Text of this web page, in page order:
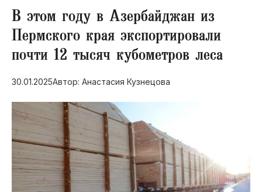
СВО
Выборы в Пермском крае
Социальная поддержка
Инфраструктура
Благоустройство
В этом году в Азербайджан из
Пермского края экспортировали
почти 12 тысяч кубометров леса
30.01.2025Автор: Анастасия Кузнецова